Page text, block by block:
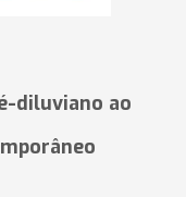
diluviano ao